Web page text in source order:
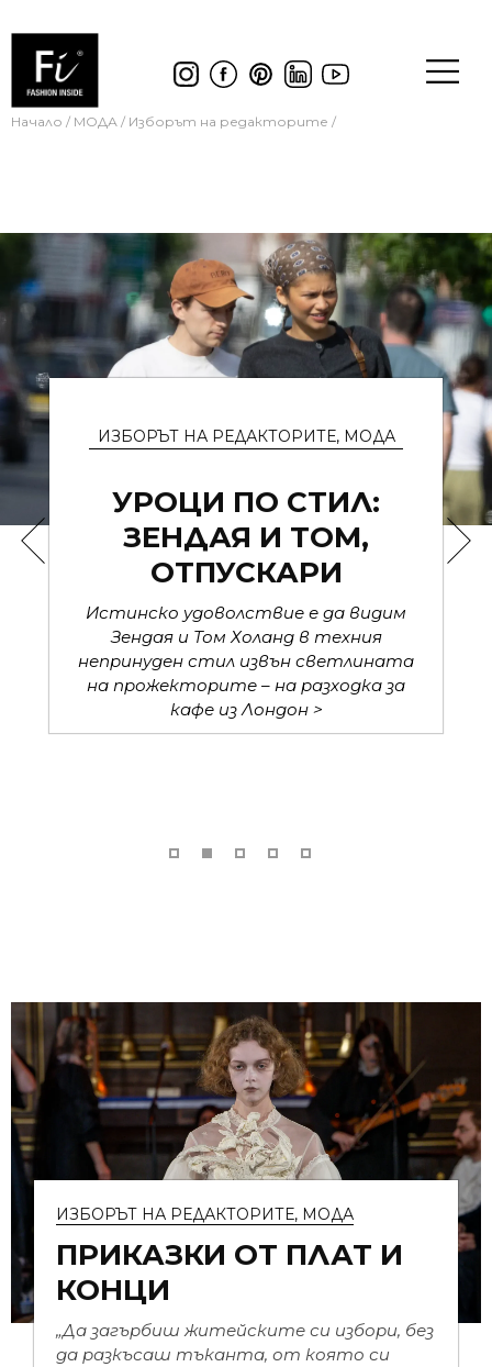
Начало / МОДА / Изборът на редакторите /
ИЗБОРЪТ НА РЕДАКТОРИТЕ, МОДА
УРОЦИ ПО СТИЛ:
ЗЕНДАЯ И ТОМ,
ОТПУСКАРИ
Истинско удоволствие е да видим
Зендая и Том Холанд в техния
непринуден стил извън светлината
на прожекторите – на разходка за
кафе из Лондон >
ИЗБОРЪТ НА РЕДАКТОРИТЕ, МОДА
ПРИКАЗКИ ОТ ПЛАТ И
КОНЦИ
„Да загърбиш житейските си избори, без
да разкъсаш тъканта, от която си